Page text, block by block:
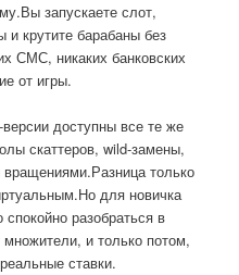
запускаете слот,
и крутите барабаны без
СМС, никаких банковских
от игры.
доступны все те же
скаттеров, wild-замены,
только
для новичка
разобраться в
и только потом,
ставки.